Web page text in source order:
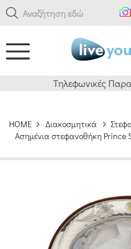
Αναζήτηση εδώ
Τηλεφωνικές
HOME Διακοσμητικά
Ασημένια στεφανοθήκη Prince